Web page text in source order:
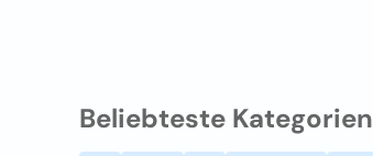
Beliebteste Kategorien